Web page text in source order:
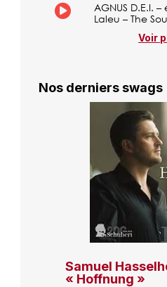
AGNUS D.E.I.
Laleu – The
Voir
Nos derniers swags
Samuel
« Hoffnung »